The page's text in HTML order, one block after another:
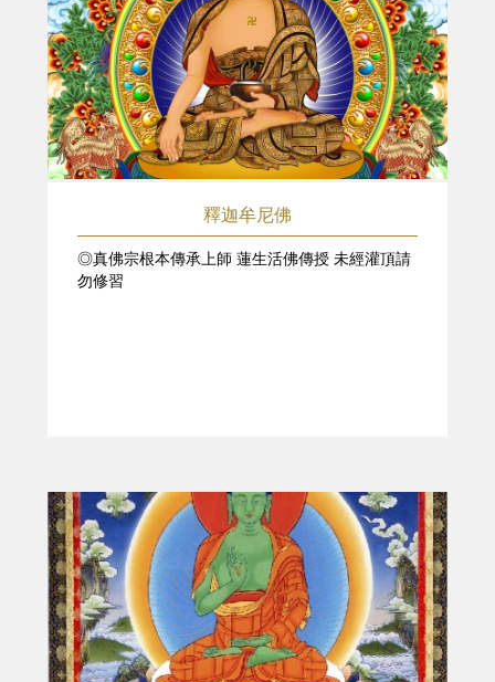
釋迦牟尼佛
◎真佛宗根本傳承上師 蓮生活佛傳授 未經灌頂請
勿修習